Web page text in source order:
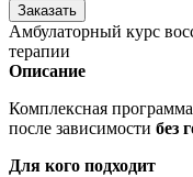
Заказать
Амбулаторный курс
терапии
Описание
Комплексная
после зависимости без
Для кого подходит